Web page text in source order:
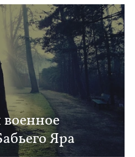
Яра